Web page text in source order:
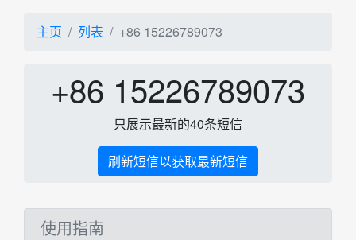
主页 列表 +86 15226789073
+86 15226789073
只展示最新的40条短信
刷新短信以获取最新短信
使用指南